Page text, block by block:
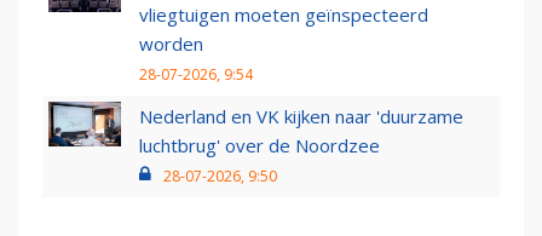
vliegtuigen moeten geïnspecteerd
worden
28-07-2026, 9:54
Nederland en VK kijken naar 'duurzame
luchtbrug' over de Noordzee
28-07-2026, 9:50